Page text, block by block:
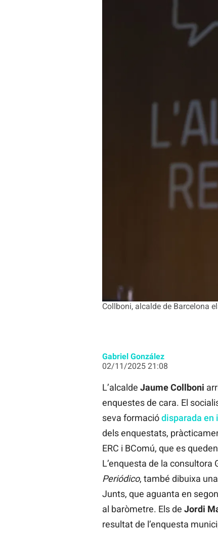
Collboni, alcalde de Barcelona
Gabriel González
02/11/2025 21:08
L’alcalde Jaume Collboni
enquestes de cara. El
seva formaciódisparada en
dels enquestats,
ERC i BComú, que es
L’enquesta de la consultora
Periódico, també dibuixa
Junts, que aguanta en
al baròmetre. Els de Jordi
resultat de l’enquesta